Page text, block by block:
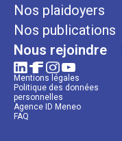
Nos plaidoyers
Nos publications
Nous rejoindre
Mentions légales
Politique des données
personnelles
Agence ID Meneo
FAQ